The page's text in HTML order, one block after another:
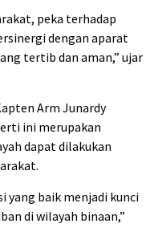
peka terhadap
dengan aparat
tertib dan aman,” ujar
Arm Junardy
ini merupakan
dapat dilakukan
yang baik menjadi kunci
di wilayah binaan,”